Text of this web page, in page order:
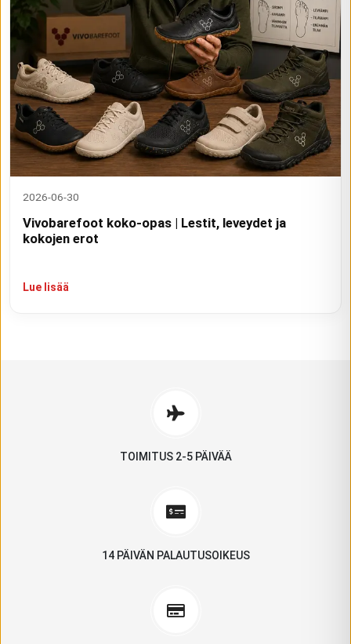
2026-06-30
Vivobarefoot koko-opas | Lestit, leveydet ja
kokojen erot
Lue lisää
TOIMITUS 2-5 PÄIVÄÄ
14 PÄIVÄN PALAUTUSOIKEUS